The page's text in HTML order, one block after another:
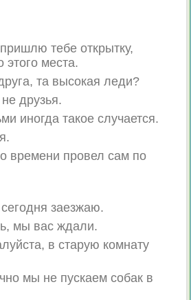
тебе открытку,
этого места.
та высокая леди?
друзья.
иногда такое случается.
времени провел сам по
заезжаю.
мы вас ждали.
в старую комнату
мы не пускаем собак в